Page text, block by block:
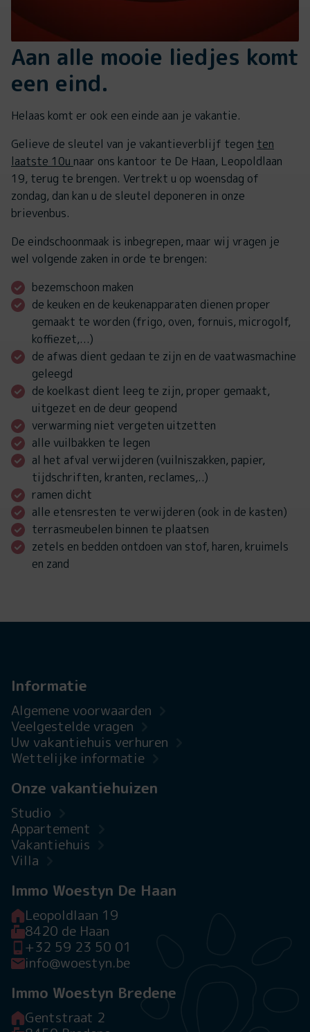
Aan alle mooie liedjes komt
een eind.
Helaas komt er ook een einde aan je vakantie.
Gelieve de sleutel van je vakantieverblijf tegen ten
laatste 10u naar ons kantoor te De Haan, Leopoldlaan
19, terug te brengen. Vertrekt u op woensdag of
zondag, dan kan u de sleutel deponeren in onze
brievenbus.
De eindschoonmaak is inbegrepen, maar wij vragen je
wel volgende zaken in orde te brengen:
bezemschoon maken
de keuken en de keukenapparaten dienen proper
gemaakt te worden (frigo, oven, fornuis, microgolf,
koffiezet,...)
de afwas dient gedaan te zijn en de vaatwasmachine
geleegd
de koelkast dient leeg te zijn, proper gemaakt,
uitgezet en de deur geopend
verwarming niet vergeten uitzetten
alle vuilbakken te legen
al het afval verwijderen (vuilniszakken, papier,
tijdschriften, kranten, reclames,..)
ramen dicht
alle etensresten te verwijderen (ook in de kasten)
terrasmeubelen binnen te plaatsen
zetels en bedden ontdoen van stof, haren, kruimels
en zand
Informatie
Algemene voorwaarden
Veelgestelde vragen
Uw vakantiehuis verhuren
Wettelijke informatie
Onze vakantiehuizen
Studio
Appartement
Vakantiehuis
Villa
Immo Woestyn De Haan
Leopoldlaan 19
8420 de Haan
+32 59 23 50 01
info@woestyn.be
Immo Woestyn Bredene
Gentstraat 2